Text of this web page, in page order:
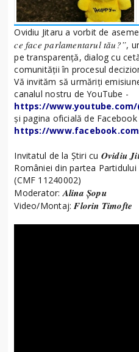
Ovidiu Jitaru a vorbit de
ce face parlamentarul tău?”,
pe transparență, dialog cu
comunității în procesul
Vă invităm să urmăriți
canalul nostru de YouTube -
https://www.youtube.com/
și pagina oficială de
https://
Invitatul de la Știri cu Ovidiu
României din partea
(CMF 11240002)
Moderator: Alina Șopu
Video/Montaj: Florin Timofte